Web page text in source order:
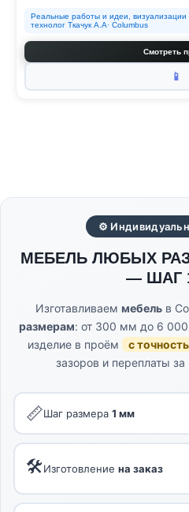
Реальные работы и идеи,
технолог Ткачук А.А· Columbus
Смотреть
📱
⚙
МЕБЕЛЬ ЛЮБЫХ
— ШАГ
Изготавливаем мебельв
размерам: от 300 мм до 6
изделие в проём
с
зазоров и переплаты
📏Шаг размера 1 мм
🛠Изготовление на заказ